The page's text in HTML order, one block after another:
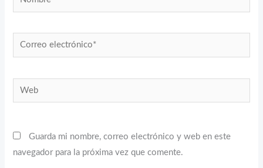
Correo
electrónico*
Web
Guarda mi nombre, correo electrónico y web en este
navegador para la próxima vez que comente.